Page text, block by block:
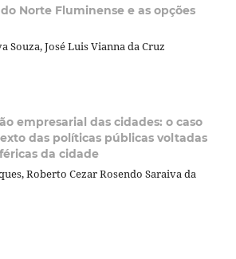
Norte Fluminense e as opções
Souza, José Luis Vianna da Cruz
empresarial das cidades: o caso
das políticas públicas voltadas
da cidade
Roberto Cezar Rosendo Saraiva da